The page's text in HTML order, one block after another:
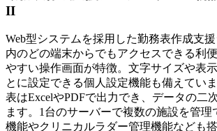
II
Web型システムを採用した勤務表作成支
内のどの端末からでもアクセスできる利
やすい操作画面が特徴。文字サイズや表
とに設定できる個人設定機能も備えてい
表はExcelやPDFで出力でき、データの二
ます。1台のサーバーで複数の施設を管理
機能やクリニカルラダー管理機能なども